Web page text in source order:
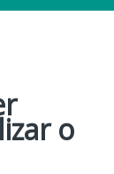
o